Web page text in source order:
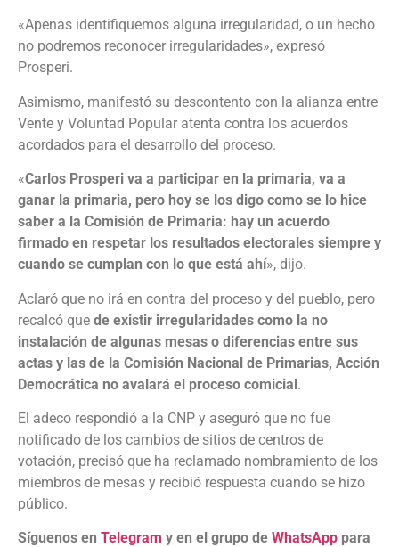
«Apenas identifiquemos alguna irregularidad, o un hecho
no podremos reconocer irregularidades», expresó
Prosperi.
Asimismo, manifestó su descontento con la alianza entre
Vente y Voluntad Popular atenta contra los acuerdos
acordados para el desarrollo del proceso.
«Carlos Prosperi va a participar en la primaria, va a
ganar la primaria, pero hoy se los digo como se lo hice
saber a la Comisión de Primaria: hay un acuerdo
firmado en respetar los resultados electorales siempre y
cuando se cumplan con lo que está ahí», dijo.
Aclaró que no irá en contra del proceso y del pueblo, pero
recalcó que de existir irregularidades como la no
instalación de algunas mesas o diferencias entre sus
actas y las de la Comisión Nacional de Primarias, Acción
Democrática no avalará el proceso comicial.
El adeco respondió a la CNP y aseguró que no fue
notificado de los cambios de sitios de centros de
votación, precisó que ha reclamado nombramiento de los
miembros de mesas y recibió respuesta cuando se hizo
público.
Síguenos en Telegram y en el grupo de WhatsApp para